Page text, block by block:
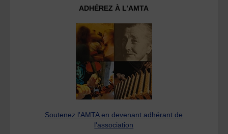
ADHÉREZ À L’AMTA
Soutenez l'AMTA en devenant adhérant de
l'association